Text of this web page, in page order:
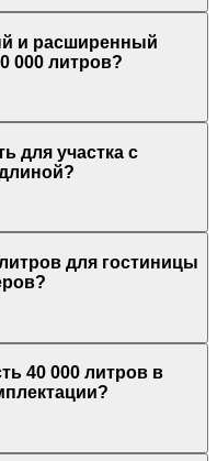
и расширенный
000 литров?
для участка с
для гостиницы
40 000 литров в